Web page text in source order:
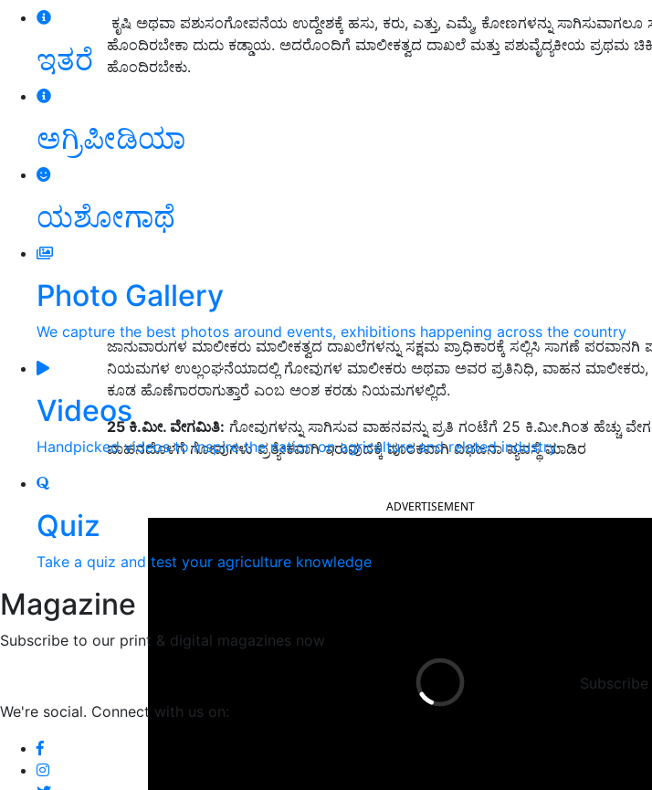
ಇತರೆ
ಅಗ್ರಿಪೀಡಿಯಾ
ಯಶೋಗಾಥೆ
Photo Gallery
We capture the best photos around events, exhibitions happening across the country
Videos
Handpicked videos to inspire the nation on agriculture and related industry
Quiz
Take a quiz and test your agriculture knowledge
Magazine
Subscribe to our print & digital magazines now
Subscribe
We're social. Connect with us on:
ಕೃಷಿ ಅಥವಾ ಪಶುಸಂಗೋಪನೆಯ ಉದ್ದೇಶಕ್ಕೆ ಹಸು, ಕರು, ಎತ್ತು, ಎಮ್ಮೆ, ಕೋಣಗಳನ್ನು
ಹೊಂದಿರಬೇಕಾ ದುದು ಕಡ್ಡಾಯ. ಅದರೊಂದಿಗೆ ಮಾಲೀಕತ್ವದ ದಾಖಲೆ ಮತ್ತು ಪಶುವೈದ್ಯಕೀಯ ಪ್ರಥಮ
ಹೊಂದಿರಬೇಕು.
ಜಾನುವಾರುಗಳ ಮಾಲೀಕರು ಮಾಲೀಕತ್ವದ ದಾಖಲೆಗಳನ್ನು ಸಕ್ಷಮ ಪ್ರಾಧಿಕಾರಕ್ಕೆ ಸಲ್ಲಿಸಿ ಸಾಗಣೆ
ನಿಯಮಗಳ ಉಲ್ಲಂಘನೆಯಾದಲ್ಲಿ ಗೋವುಗಳ ಮಾಲೀಕರು ಅಥವಾ ಅವರ ಪ್ರತಿನಿಧಿ, ವಾಹನ ಮಾಲೀಕರು,
ಕೂಡ ಹೊಣೆಗಾರರಾಗುತ್ತಾರೆ ಎಂಬ ಅಂಶ ಕರಡು ನಿಯಮಗಳಲ್ಲಿದೆ.
25 ಕಿ.ಮೀ. ವೇಗಮಿತಿ: ಗೋವುಗಳನ್ನು ಸಾಗಿಸುವ ವಾಹನವನ್ನು ಪ್ರತಿ ಗಂಟೆಗೆ 25 ಕಿ.ಮೀ.ಗಿಂತ ಹೆಚ್ಚು
ವಾಹನದೊಳಗೆ ಗೋವುಗಳು ಪ್ರತ್ಯೇಕವಾಗಿ ಇರುವುದಕ್ಕೆ ಪೂರಕವಾಗಿ ವಿಭಜನಾ ವ್ಯವಸ್ಥೆ ಮಾಡಿರ